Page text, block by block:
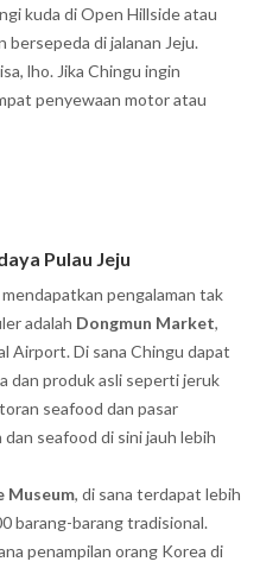
kuda di Open Hillside atau
bersepeda di jalanan Jeju.
lho. Jika Chingu ingin
penyewaan motor atau
Pulau Jeju
pengalaman tak
adalah Dongmun Market,
Airport. Di sana Chingu dapat
dan produk asli seperti jeruk
seafood dan pasar
seafood di sini jauh lebih
Museum, di sana terdapat lebih
barang-barang tradisional.
penampilan orang Korea di